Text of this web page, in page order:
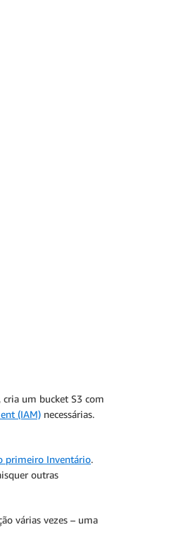
um bucket S3 com
(IAM) necessárias.
primeiro Inventário.
outras
várias vezes – uma